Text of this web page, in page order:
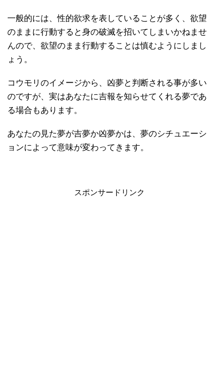
一般的には、性的欲求を表していることが多く、欲望
のままに行動すると身の破滅を招いてしまいかねませ
んので、欲望のまま行動することは慎むようにしまし
ょう。
コウモリのイメージから、凶夢と判断される事が多い
のですが、実はあなたに吉報を知らせてくれる夢であ
る場合もあります。
あなたの見た夢が吉夢か凶夢かは、夢のシチュエーシ
ョンによって意味が変わってきます。
スポンサードリンク